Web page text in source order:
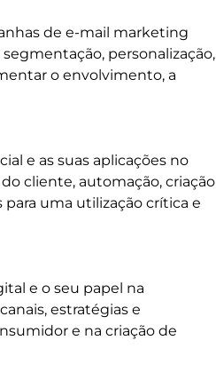
de e-mail marketing
personalização,
o envolvimento, a
e as suas aplicações no
cliente, automação, criação
uma utilização crítica e
e o seu papel na
estratégias e
e na criação de